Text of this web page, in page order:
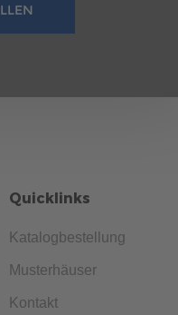
Quicklinks
Katalogbestellung
Musterhäuser
Kontakt